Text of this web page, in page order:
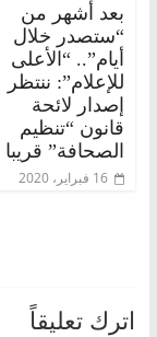
بعد أشهر من
“ستصدر خلال
أيام”.. “الأعلى
للإعلام”: ننتظر
إصدار لائحة
قانون “تنظيم
الصحافة” قريبا
16 فبراير، 2020
اترك تعليقاً